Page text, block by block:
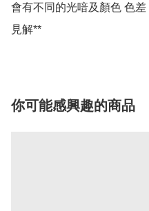
會有不同的光喑及顏色 色
你可能感興趣的商品